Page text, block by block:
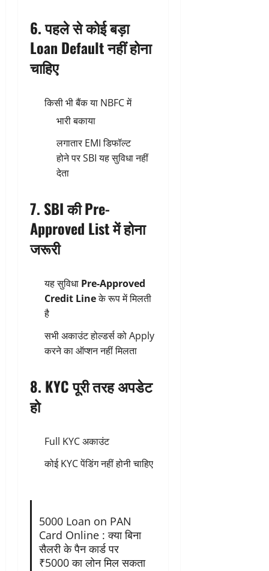
6. पहले से कोई बड़ा
Loan Default नहीं होना
चाहिए
किसी भी बैंक या NBFC में
भारी बकाया
लगातार EMI डिफॉल्ट
होने पर SBI यह सुविधा नहीं
देता
7. SBI की Pre-
Approved List में होना
जरूरी
यह सुविधा Pre-Approved
Credit Lineके रूप में मिलती
है
सभी अकाउंट होल्डर्स को Apply
करने का ऑप्शन नहीं मिलता
8. KYC पूरी तरह अपडेट
हो
Full KYC अकाउंट
कोई KYC पेंडिंग नहीं होनी चाहिए
5000 Loan on PAN
Card Online : क्या बिना
सैलरी के पैन कार्ड पर
₹5000 का लोन मिल सकता